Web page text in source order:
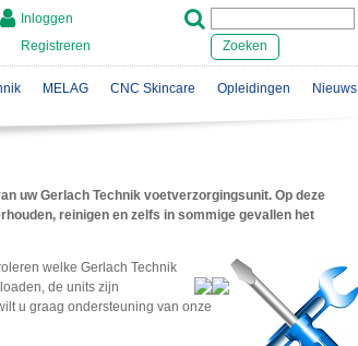
Inloggen
Registreren
Zoeken
MELAG CNC Skincare Opleidingen Nieuws
uw Gerlach Technik voetverzorgingsunit. Op deze
reinigen en zelfs in sommige gevallen het
welke Gerlach Technik
de units zijn
u graag ondersteuning van onze